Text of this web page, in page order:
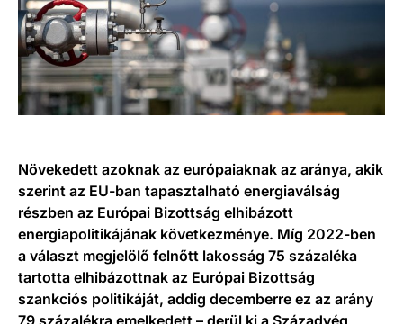
Növekedett azoknak az európaiaknak az aránya, akik
szerint az EU-ban tapasztalható energiaválság
részben az Európai Bizottság elhibázott
energiapolitikájának következménye. Míg 2022-ben
a választ megjelölő felnőtt lakosság 75 százaléka
tartotta elhibázottnak az Európai Bizottság
szankciós politikáját, addig decemberre ez az arány
79 százalékra emelkedett – derül ki a Századvég